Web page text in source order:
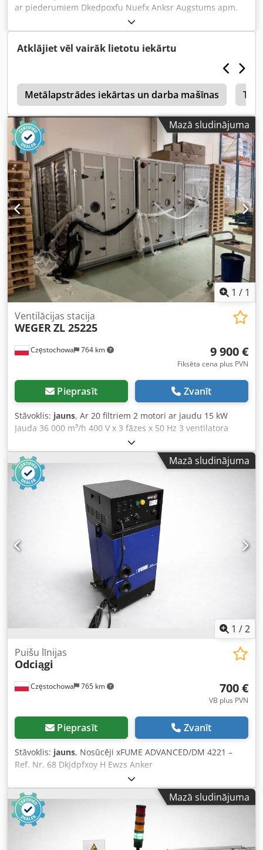
ar piederumiem Dkedpoxfu Nuefx Anksr Augstums apm.
Atklājiet vēl vairāk lietotu iekārtu
Metālapstrādes iekārtas un darba mašīnas
Mazā sludinājuma
1 / 1
Częstochowa 764 km
Ventilācijas stacija
WEGERZL 25225
9 900 €
Fiksēta cena plus PVN
Pieprasīt Zvanīt
Stāvoklis: jauns, Ar 20 filtriem 2 motori ar jaudu 15 kW
Jauda 36 000 m³/h 400 V x 3 fāzes x 50 Hz 3 ventilatora
ātruma līmeņi Aptuvenie izmēri: 5 m x 3 m x 2 m Dkjdpfsvu
Sqlex Ankjr Sērijas numurs: 20-1-267 Ražošanas gads: 2020
Mazā sludinājuma
1 /2
Częstochowa 765 km
Puišu līnijas
Odciągi
700 €
VB plus PVN
Pieprasīt Zvanīt
Stāvoklis: jauns, Nosūcēji xFUME ADVANCED/DM 4221 –
Ref. Nr. 68 Dkjdpfxoy H Ewzs Anker
Mazā sludinājuma